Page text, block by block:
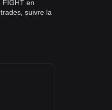
FIGHT en
suivre la